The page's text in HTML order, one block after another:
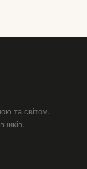
та світом.